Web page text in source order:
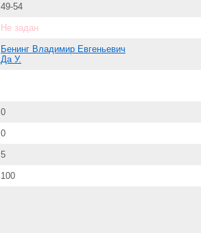
49-54
Не задан
Бенинг Владимир Евгеньевич
Да У.
0
0
5
100